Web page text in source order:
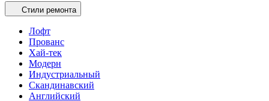
Стили ремонта
Лофт
Прованс
Хай-тек
Модерн
Индустриальный
Скандинавский
Английский